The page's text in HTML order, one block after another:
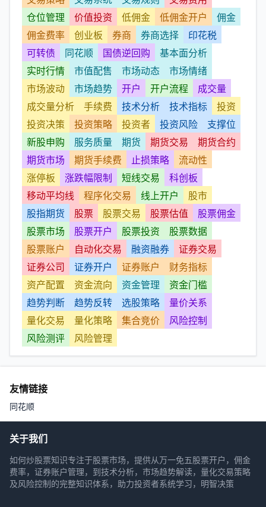
仓位管理
价值投资 低佣金 低佣金开户
佣金
佣金费率
创业板 券商 券商选择
印花税
可转债
同花顺 国债逆回购
基本面分析
实时行情
市值配售 市场动态
市场情绪
市场波动
市场趋势 开户 开户流程
成交量
成交量分析
手续费 技术分析 技术指标
投资
投资决策
投资策略 投资者 投资风险
支撑位
新股申购
服务质量 期货 期货交易
期货合约
期货市场
期货手续费 止损策略
流动性
涨停板
涨跌幅限制 短线交易
科创板
移动平均线
程序化交易 线上开户
股市
股指期货
股票 股票交易 股票估值
股票佣金
股票市场
股票开户 股票投资
股票数据
股票账户
自动化交易 融资融券
证券交易
证券公司
证券开户 证券账户
财务指标
资产配置
资金流向 资金管理
资金门槛
趋势判断
趋势反转 选股策略
量价关系
量化交易
量化策略 集合竞价
风险控制
风险测评
风险管理
友情链接
同花顺
关于我们
如何炒股票知识专注于股票市场，提供从万一免五股票开户，佣金
费率，证券账户管理，到技术分析，市场趋势解读，量化交易策略
及风险控制的完整知识体系，助力投资者系统学习，明智决策